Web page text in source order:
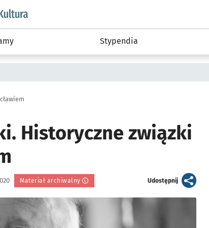
wroclaw.pl podserwis: Kultura
Stypendia
Historyczne związki
Materiał archiwalny Udostępnijartykuł